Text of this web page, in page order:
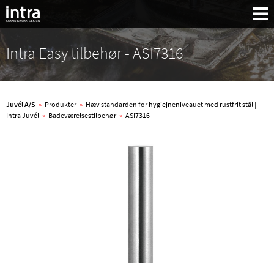
Intra Easy tilbehør - ASI7316
Juvél A/S » Produkter » Hæv standarden for hygiejneniveauet med rustfrit stål |
Intra Juvél » Badeværelsestilbehør » ASI7316